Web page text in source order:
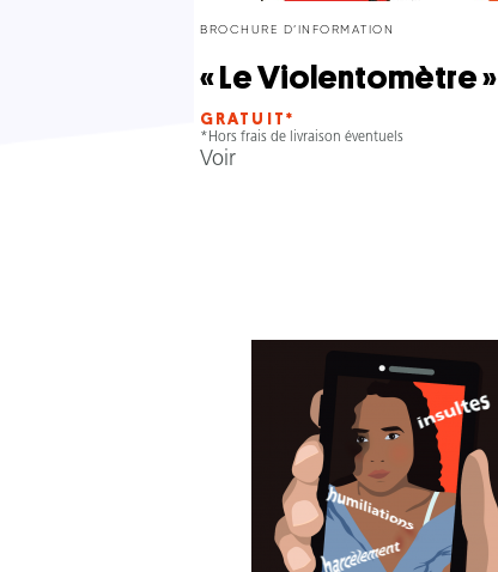
BROCHURE D’INFORMATION
« Le Violentomètre »
GRATUIT*
*Hors frais de livraison éventuels
Voir